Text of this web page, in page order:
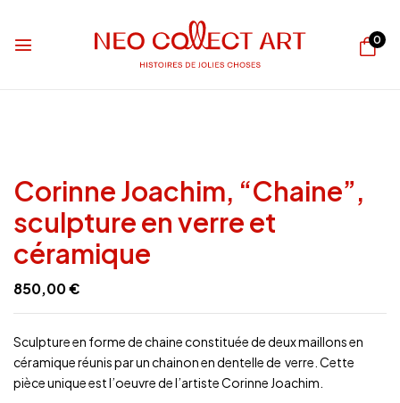
0
Corinne Joachim, “Chaine”,
sculpture en verre et
céramique
850,00€
Sculpture en forme de chaine constituée de deux maillons en
céramique réunis par un chainon en dentelle de verre. Cette
pièce unique est l’oeuvre de l’artiste Corinne Joachim.